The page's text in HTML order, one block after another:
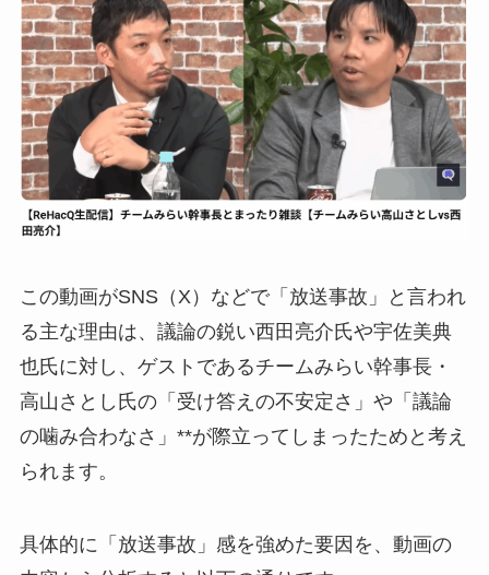
この動画がSNS（X）などで「放送事故」と言われ
る主な理由は、議論の鋭い西田亮介氏や宇佐美典
也氏に対し、ゲストであるチームみらい幹事長・
高山さとし氏の「受け答えの不安定さ」や「議論
の噛み合わなさ」**が際立ってしまったためと考え
られます。
具体的に「放送事故」感を強めた要因を、動画の